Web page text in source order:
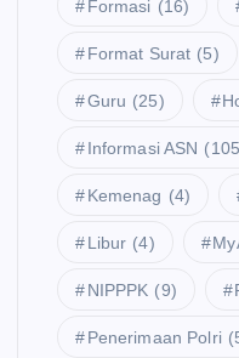
Formasi (16)
Format Surat (5)
Guru (25)
Informasi ASN
Kemenag (4)
Libur (4)
NIPPPK (9)
Penerimaan Polri